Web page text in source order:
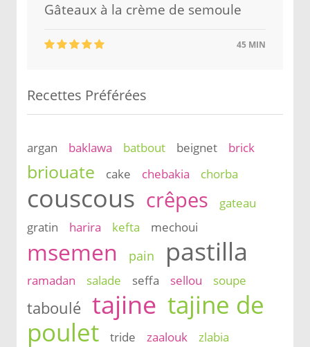
Gâteaux à la crème de semoule
45 MIN
Recettes Préférées
argan baklawa batbout beignet brick
briouate cake chebakia chorba
couscous crêpes
gateau
gratin
harira kefta mechoui
msemen pain pastilla
ramadan salade seffa sellou soupe
taboulé tajine tajine de
poulet
tride zaalouk zlabia